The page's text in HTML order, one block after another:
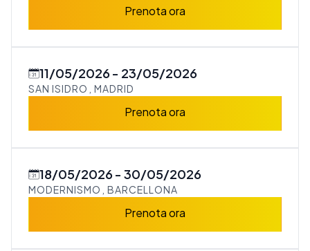
Prenota ora
11/05/2026 23/05/2026
SAN ISIDRO, MADRID
Prenota ora
18/05/2026 30/05/2026
MODERNISMO, BARCELLONA
Prenota ora